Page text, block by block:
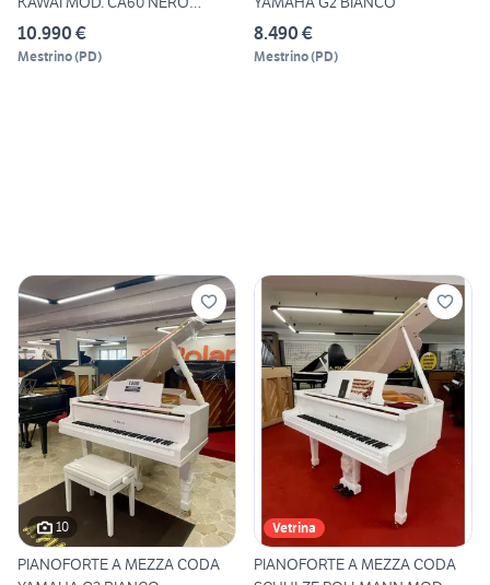
LUCIDO
10.990 €
Mestrino(PD)
8.490 €
Mestrino(PD)
10
PIANOFORTE A MEZZA CODA
Vetrina
PIANOFORTE A MEZZA CODA